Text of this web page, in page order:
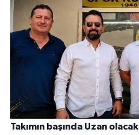
Takımın başında Uzan olacak